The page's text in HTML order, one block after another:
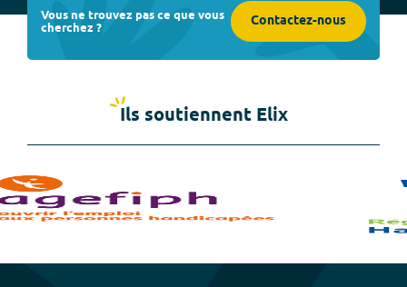
Vous ne trouvez pas ce que vous
cherchez ? Contactez-nous
Ils soutiennent Elix